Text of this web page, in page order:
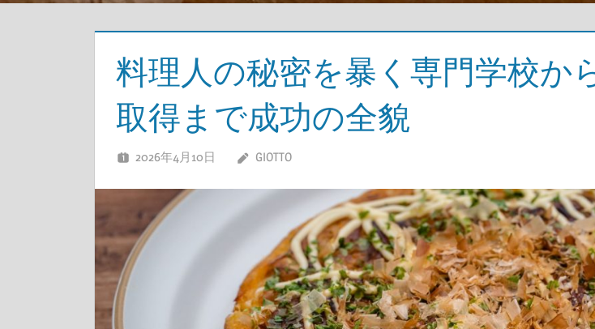
料理人の秘密を暴く専門学校か
取得まで成功の全貌
2026年4月10日 GIOTTO